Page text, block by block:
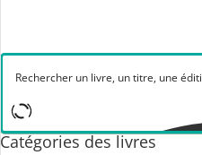
Catégories des livres